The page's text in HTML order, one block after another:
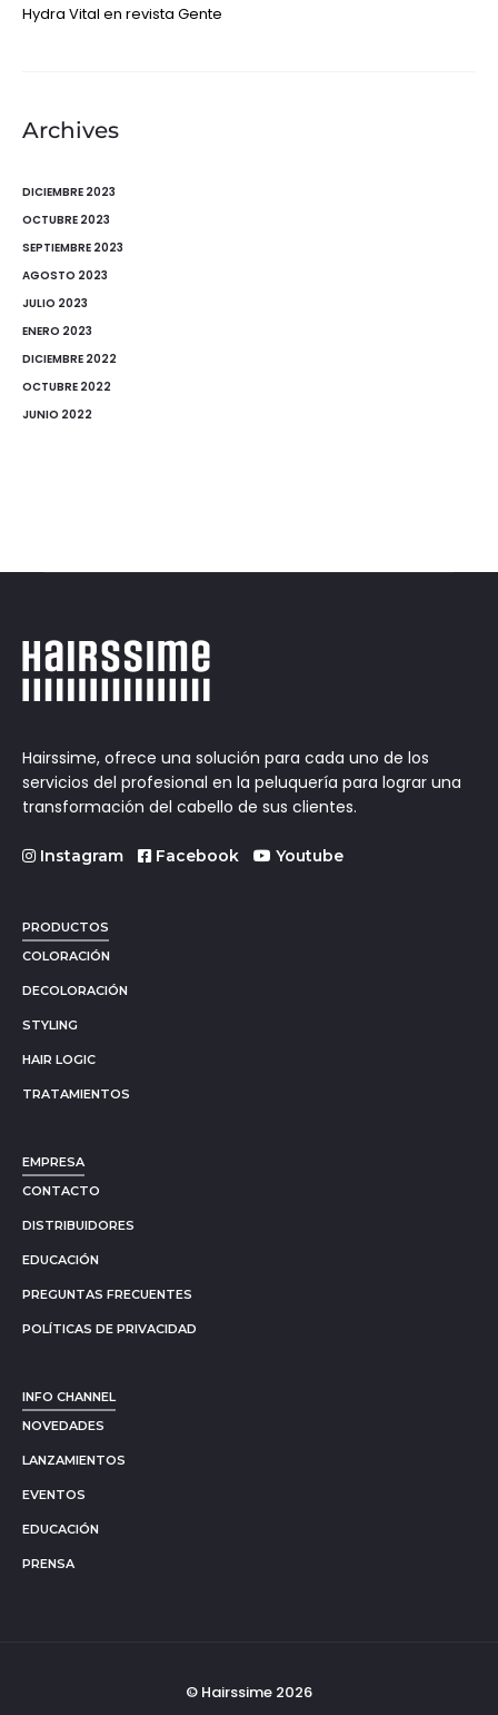
Hydra Vital en revista Gente
Archives
DICIEMBRE 2023
OCTUBRE 2023
SEPTIEMBRE 2023
AGOSTO 2023
JULIO 2023
ENERO 2023
DICIEMBRE 2022
OCTUBRE 2022
JUNIO 2022
Hairssime, ofrece una solución para cada uno de los
servicios del profesional en la peluquería para lograr una
transformación del cabello de sus clientes.
Instagram Facebook Youtube
PRODUCTOS
COLORACIÓN
DECOLORACIÓN
STYLING
HAIR LOGIC
TRATAMIENTOS
EMPRESA
CONTACTO
DISTRIBUIDORES
EDUCACIÓN
PREGUNTAS FRECUENTES
POLÍTICAS DE PRIVACIDAD
INFO CHANNEL
NOVEDADES
LANZAMIENTOS
EVENTOS
EDUCACIÓN
PRENSA
© Hairssime 2026